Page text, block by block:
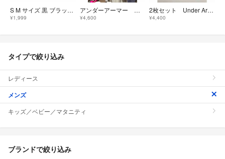
S M サイズ 黒 ブラック UNDER ARMOUR スポーツ マスク
¥1,999
アンダーアーマー 上下 セットアップ タイプ、サイズ違い
¥4,600
2枚セット Under Armour & Nike トレーニングTシャツ
¥4,400
タイプで絞り込み
レディース
メンズ
キッズ／ベビー／マタニティ
ブランドで絞り込み